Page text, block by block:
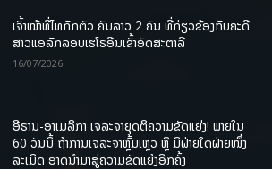
ເຈົ້າໜ້າທີ່ໄທກັກຕົວ ຄົນລາວ 2 ຄົນ ທີ່ກ່ຽວຂ້ອງກັບຄະດີ
ສາວແອລັກລອບເຮໂຣອີນເຂົ້າອົດສະຕາລີ
16/07/2026
ອີຣານ-ອາເມລິກາ ເຈລະຈາຍຸດຕິຄວາມຂັດແຍ່ງ! ພາຍໃນ
60 ວັນນີ້ ຖ້າການເຈລະຈາຫຼົ້ມເຫຼວ ຫຼື ມີຝ່າຍໃດຝ່າຍໜຶ່ງ
ລະເມີດ ອາດນໍາມາສູ່ຄວາມຂັດແຍ້ງອີກຄັ້ງ